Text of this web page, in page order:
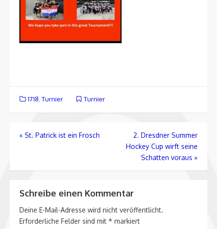
1718 Turnier Turnier
Beitragsnavigation
« St. Patrick ist ein Frosch
2. Dresdner Summer
Hockey Cup wirft seine
Schatten voraus »
Schreibe einen Kommentar
Deine E-Mail-Adresse wird nicht veröffentlicht.
Erforderliche Felder sind mit * markiert